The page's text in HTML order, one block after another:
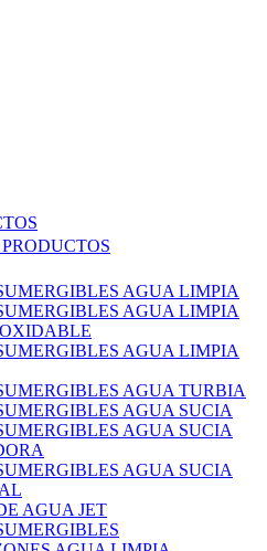
AGUA LIMPIA
AGUA LIMPIA
AGUA LIMPIA
AGUA TURBIA
AGUA SUCIA
AGUA SUCIA
AGUA SUCIA
AGUA JET